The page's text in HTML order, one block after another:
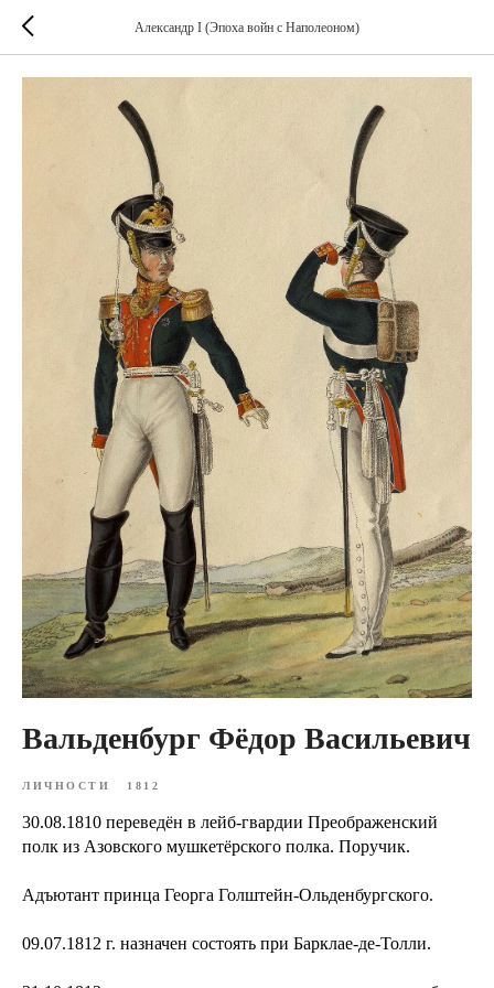
Александр I (Эпоха войн с Наполеоном)
Вальденбург Фёдор Васильевич
ЛИЧНОСТИ 1812
30.08.1810 переведён в лейб-гвардии Преображенский
полк из Азовского мушкетёрского полка. Поручик.
Адъютант принца Георга Голштейн-Ольденбургского.
09.07.1812 г. назначен состоять при Барклае-де-Толли.